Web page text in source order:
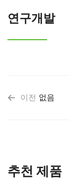
연구개발
이전 없음
추천 제품